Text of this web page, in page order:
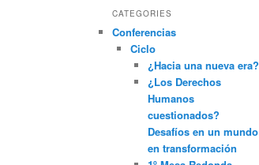
CATEGORIES
Conferencias
Ciclo
¿Hacia una nueva era?
¿Los Derechos
Humanos
cuestionados?
Desafíos en un mundo
en transformación